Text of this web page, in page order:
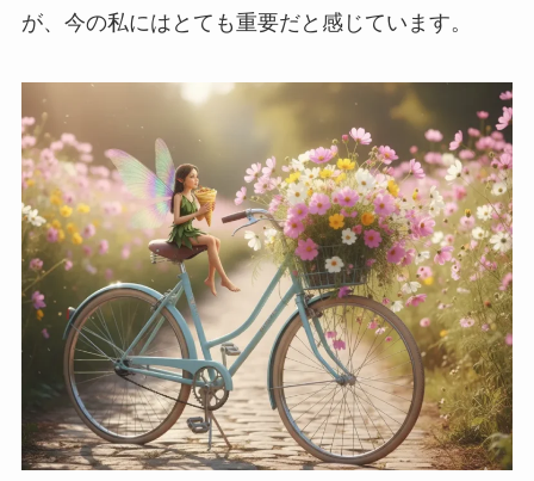
が、今の私にはとても重要だと感じています。